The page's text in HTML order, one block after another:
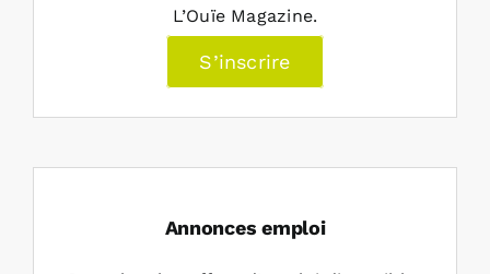
L’Ouïe Magazine.
S’inscrire
Annonces emploi